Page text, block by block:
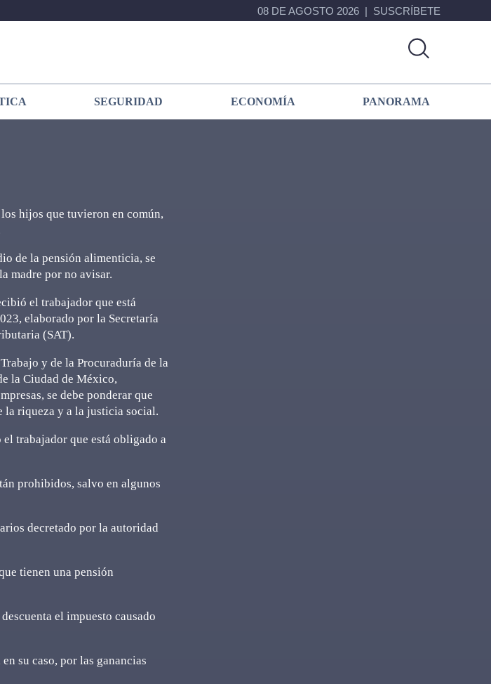
08 DE AGOSTO 2026 SUSCRÍBETE
SEGURIDAD ECONOMÍA PANORAMA
hijos que tuvieron en común,
de la pensión alimenticia, se
madre por no avisar.
el trabajador que está
elaborado por la Secretaría
(SAT).
y de la Procuraduría de la
la Ciudad de México,
se debe ponderar que
la riqueza y a la justicia social.
trabajador que está obligado a
prohibidos, salvo en algunos
decretado por la autoridad
tienen una pensión
el impuesto causado
su caso, por las ganancias